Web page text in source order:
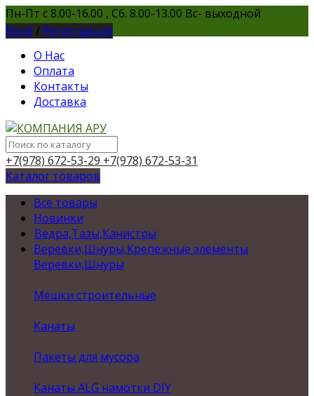
Пн-Пт с 8.00-16.00 , Сб. 8.00-13.00 Вс- выходной
Вход / Регистрация
О Нас
Оплата
Контакты
Доставка
+7(978) 672-53-29 +7(978) 672-53-31
Каталог товаров
Все товары
Новинки
Ведра,Тазы,Канистры
Веревки,Шнуры,Крепежные элементы
Веревки,Шнуры
Мешки строительные
Канаты
Пакеты для мусора
Канаты ALG намотки DIY